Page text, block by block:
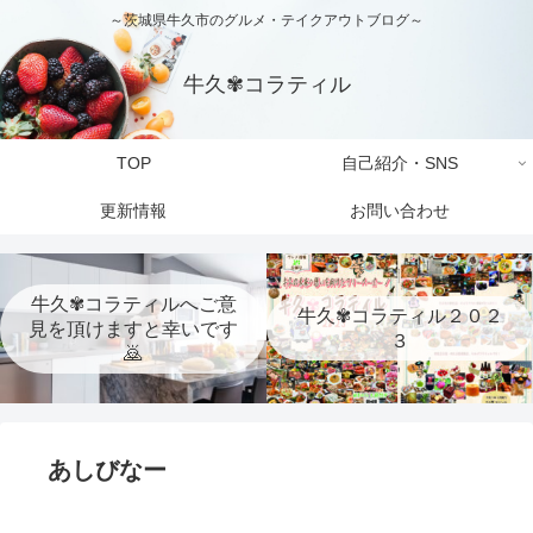
～茨城県牛久市のグルメ・テイクアウトブログ～
牛久✾コラティル
TOP 自己紹介・SNS
更新情報 お問い合わせ
牛久✾コラティルへご意
見を頂けますと幸いです
🙇
牛久✾コラティル２０２
３
あしびなー